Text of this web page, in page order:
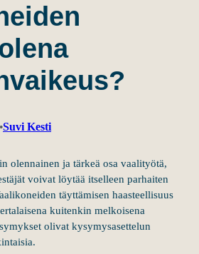
•Suvi Kesti
olennainen ja tärkeä osa vaalityötä,
voivat löytää itselleen parhaiten
täyttämisen haasteellisuus
kuitenkin melkoisena
olivat kysymysasettelun